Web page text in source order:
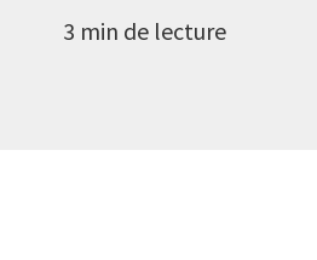
3 min de lecture